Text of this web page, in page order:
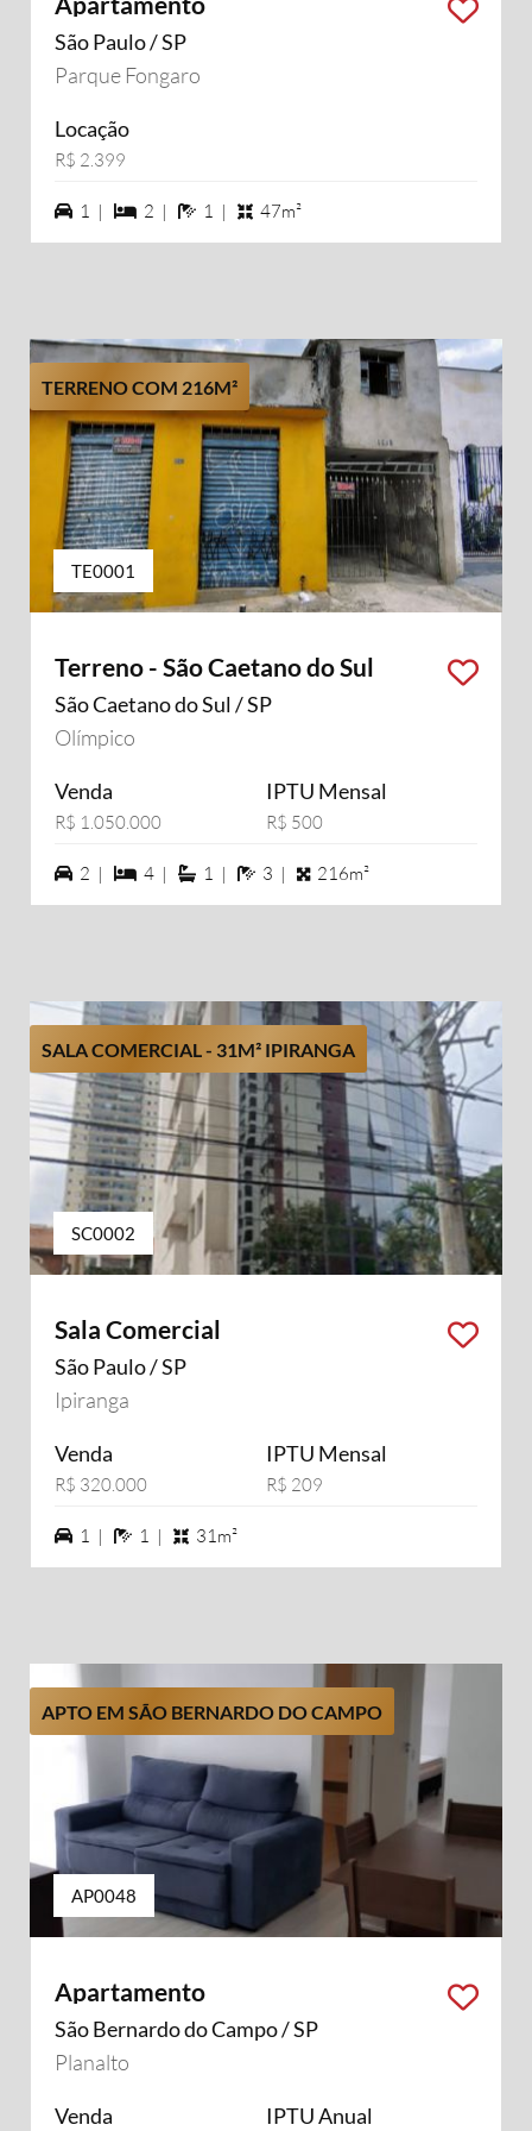
São Paulo / SP
Parque Fongaro
Locação
R$ 2.399
1 vagas na garagem
1 | 2 dormiórios
2 | 1 banheiros
1 | 47m²
TERRENO COM 216M²
TE0001
Terreno - São Caetano do Sul
São Caetano do Sul / SP
Olímpico
Venda
R$ 1.050.000
IPTU Mensal
R$ 500
2 vagas na garagem
2 | 4 dormiórios
4 | 1 suítes
1 | 3 banheiros
3 | 216m²
SALA COMERCIAL - 31M² IPIRANGA
SC0002
Sala Comercial
São Paulo / SP
Ipiranga
Venda
R$ 320.000
IPTU Mensal
R$ 209
1 vagas na garagem
1 | 1 banheiros
1 | 31m²
APTO EM SÃO BERNARDO DO CAMPO
AP0048
Apartamento
São Bernardo do Campo / SP
Planalto
Venda IPTU Anual